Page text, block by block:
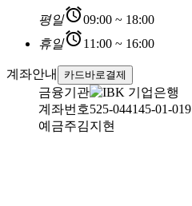
평일alarm09:00 ~ 18:00
휴일alarm11:00 ~ 16:00
계좌안내 카드바로결제
금융기관
계좌번호525-044145-01-019
예금주김지현